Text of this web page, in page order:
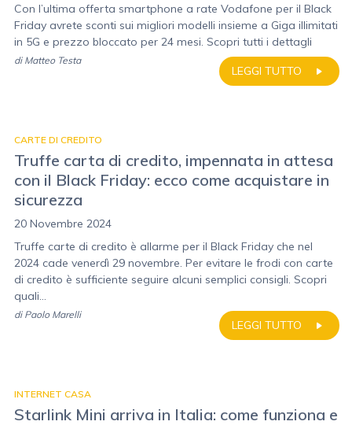
Con l’ultima offerta smartphone a rate Vodafone per il Black
Friday avrete sconti sui migliori modelli insieme a Giga illimitati
in 5G e prezzo bloccato per 24 mesi. Scopri tutti i dettagli
LEGGI TUTTO
di Matteo Testa
CARTE DI CREDITO
Truffe carta di credito, impennata in attesa
con il Black Friday: ecco come acquistare in
sicurezza
20 Novembre 2024
Truffe carte di credito è allarme per il Black Friday che nel
2024 cade venerdì 29 novembre. Per evitare le frodi con carte
di credito è sufficiente seguire alcuni semplici consigli. Scopri
quali...
LEGGI TUTTO
di Paolo Marelli
INTERNET CASA
Starlink Mini arriva in Italia: come funziona e